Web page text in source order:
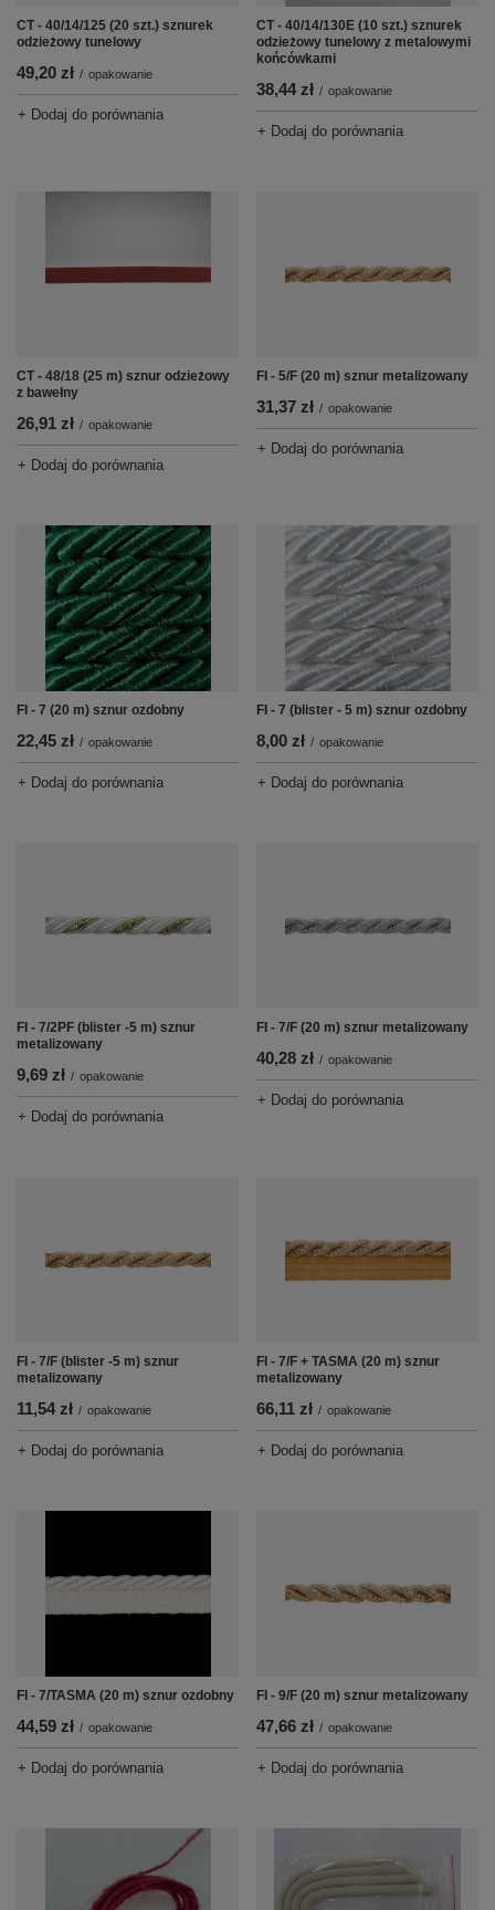
CT - 40/14/125 (20 szt.) sznurek
odzieżowy tunelowy
49,20 zł / opakowanie
+ Dodaj do porównania
CT - 40/14/130E (10 szt.) sznurek
odzieżowy tunelowy z metalowymi
końcówkami
38,44 zł / opakowanie
+ Dodaj do porównania
CT - 48/18 (25 m) sznur odzieżowy
z bawełny
26,91 zł / opakowanie
+ Dodaj do porównania
FI - 5/F (20 m) sznur metalizowany
31,37 zł / opakowanie
+ Dodaj do porównania
FI - 7 (20 m) sznur ozdobny
22,45 zł / opakowanie
+ Dodaj do porównania
FI - 7 (blister - 5 m) sznur ozdobny
8,00 zł / opakowanie
+ Dodaj do porównania
FI - 7/2PF (blister -5 m) sznur
metalizowany
9,69 zł / opakowanie
+ Dodaj do porównania
FI - 7/F (20 m) sznur metalizowany
40,28 zł / opakowanie
+ Dodaj do porównania
FI - 7/F (blister -5 m) sznur
metalizowany
11,54 zł / opakowanie
+ Dodaj do porównania
FI - 7/F + TASMA (20 m) sznur
metalizowany
66,11 zł / opakowanie
+ Dodaj do porównania
FI - 7/TASMA (20 m) sznur ozdobny
44,59 zł / opakowanie
+ Dodaj do porównania
FI - 9/F (20 m) sznur metalizowany
47,66 zł / opakowanie
+ Dodaj do porównania